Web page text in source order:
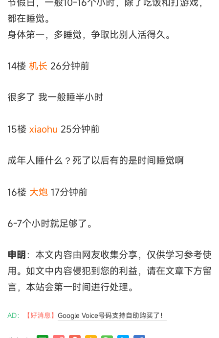
都在睡觉。
身体第一，多睡觉，争取比别人活得久。
14楼 机长 26分钟前
很多了 我一般睡半小时
15楼 xiaohu 25分钟前
成年人睡什么？死了以后有的是时间睡觉啊
16楼 大炮 17分钟前
6-7个小时就足够了。
申明 ：本文内容由网友收集分享，仅供学习参考使
用。如文中内容侵犯到您的利益，请在文章下方留
言，本站会第一时间进行处理。
AD： 【好消息】 Google Voice号码支持自助购买了！